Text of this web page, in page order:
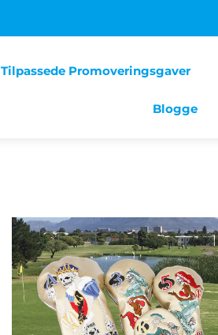
Tilpassede Promoveringsgaver
Blogge